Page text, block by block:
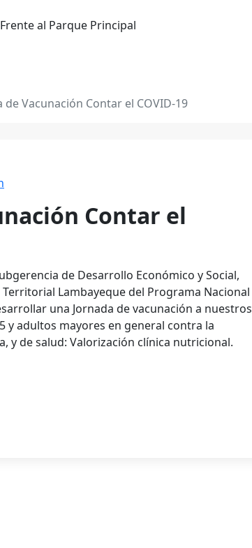
al Parque Principal
de Vacunación Contar el COVID-19
Contar el
de Desarrollo Económico y Social,
Lambayeque del Programa Nacional
una Jornada de vacunación a nuestros
y adultos mayores en general contra la
y de salud: Valorización clínica nutricional.